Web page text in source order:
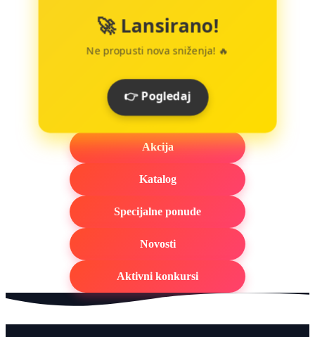
🚀 Lansirano!
Ne propusti nova sniženja! 🔥
👉 Pogledaj
Akcija
Katalog
Specijalne ponude
Novosti
Aktivni konkursi